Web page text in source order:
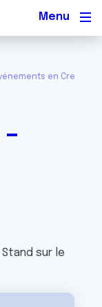
en Creuse
-
sur le